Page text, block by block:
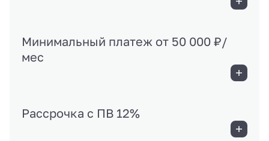
Минимальный платеж от 50 000 ₽/
мес
Рассрочка с ПВ 12%